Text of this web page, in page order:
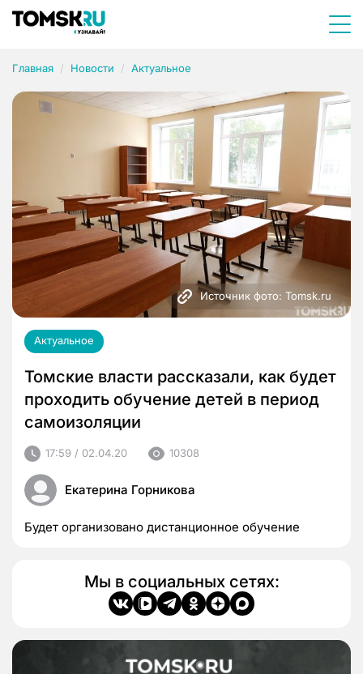
Главная Новости Актуальное
Источник фото: Tomsk.ru
Актуальное
Томские власти рассказали, как будет
проходить обучение детей в период
самоизоляции
17:59 / 02.04.20 10308
Екатерина Горникова
Будет организовано дистанционное обучение
Мы в социальных сетях: